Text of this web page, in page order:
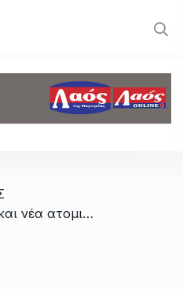
/ Δύο θέσεις στο βάθρο και νέα ατομικά ρεκόρ για τους αθλητές του ΓΣΑ στο Trikala Athletics